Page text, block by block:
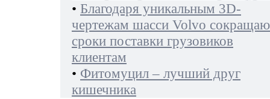
• Благодаря уникальным 3D-
чертежам шасси Volvo
сроки поставки грузовиков
клиентам
• Фитомуцил – лучший друг
кишечника